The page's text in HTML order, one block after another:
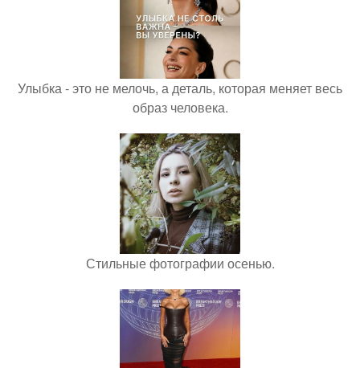
Улыбка - это не мелочь, а деталь, которая меняет весь
образ человека.
Стильные фотографии осенью.